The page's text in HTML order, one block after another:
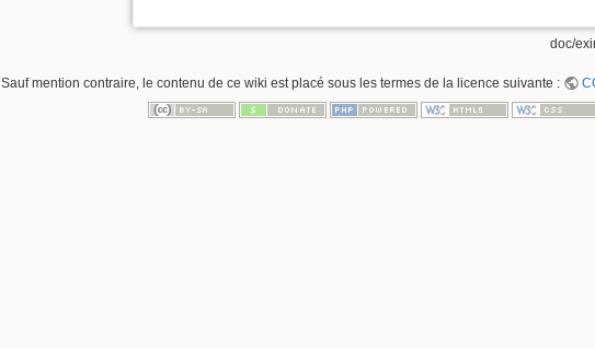
doc/
Sauf mention contraire, le contenu de ce wiki est placé sous les termes de la licence suivante :